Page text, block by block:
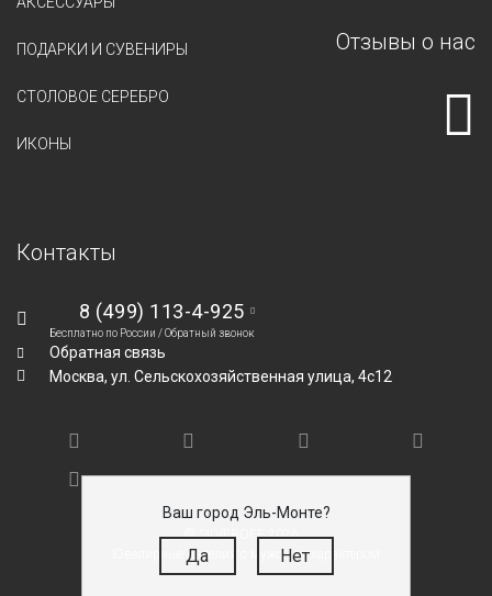
Ваш город Эль-Монте?
Да Нет
ПОДАРКИ И СУВЕНИРЫ
СТОЛОВОЕ СЕРЕБРО
ИКОНЫ
Отзывы о нас
Контакты
8 (499) 113-4-925
Бесплатно по России /Обратный звонок
Обратная связь
Москва, ул. Сельскохозяйственная улица, 4с12
© SILVEROFF 2026
Ювелирные изделия с мужским характером